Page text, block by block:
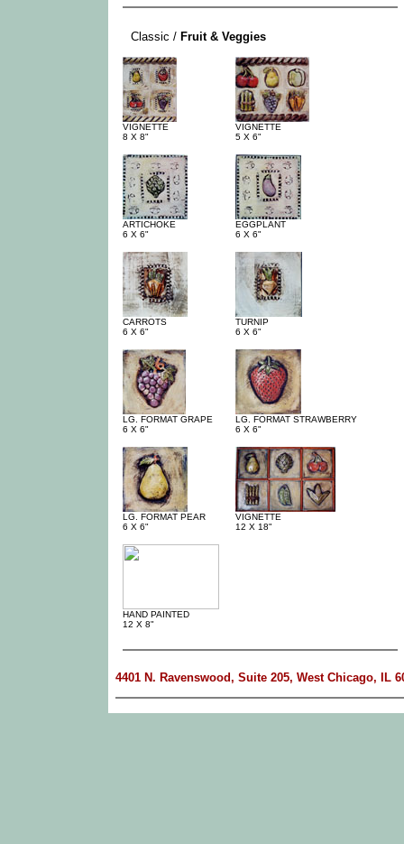
Classic /Fruit & Veggies
VIGNETTE
8 X 8"
VIGNETTE
5 X 6"
ARTICHOKE
6 X 6"
EGGPLANT
6 X 6"
CARROTS
6 X 6"
TURNIP
6 X 6"
LG. FORMAT GRAPE
6 X 6"
LG. FORMAT STRAWBERRY
6 X 6"
LG. FORMAT PEAR
6 X 6"
VIGNETTE
12 X 18"
HAND PAINTED
12 X 8"
4401 N. Ravenswood, Suite 205, West Chicago, IL